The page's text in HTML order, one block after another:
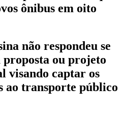
ônibus em oito
não respondeu se
proposta ou projeto
visando captar os
ao transporte público